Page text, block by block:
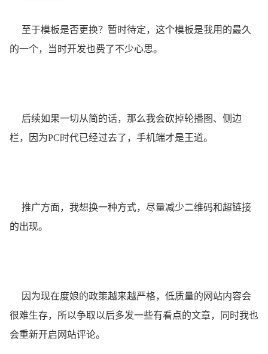
至于模板是否更换？暂时待定，这个模板是我用的最久
的一个，当时开发也费了不少心思。
后续如果一切从简的话，那么我会砍掉轮播图、侧边
栏，因为PC时代已经过去了，手机端才是王道。
推广方面，我想换一种方式，尽量减少二维码和超链接
的出现。
因为现在度娘的政策越来越严格，低质量的网站内容会
很难生存，所以争取以后多发一些有看点的文章，同时我也
会重新开启网站评论。